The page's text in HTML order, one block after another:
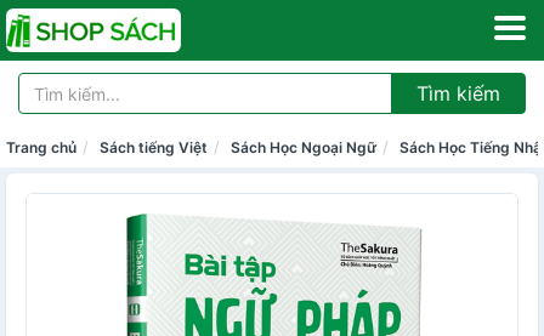
Tìm kiếm
Trang chủ Sách tiếng Việt Sách Học Ngoại Ngữ Sách Học Tiếng